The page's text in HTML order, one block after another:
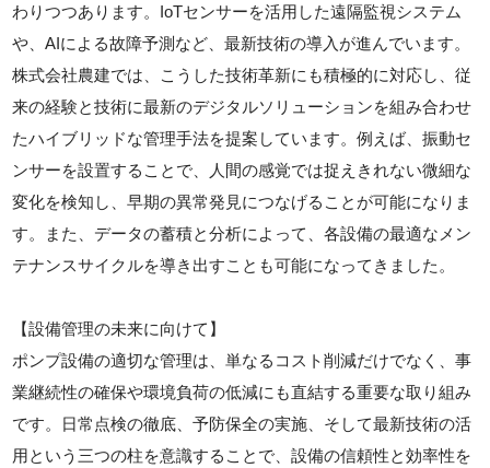
わりつつあります。IoTセンサーを活用した遠隔監視システム
や、AIによる故障予測など、最新技術の導入が進んでいます。
株式会社農建では、こうした技術革新にも積極的に対応し、従
来の経験と技術に最新のデジタルソリューションを組み合わせ
たハイブリッドな管理手法を提案しています。例えば、振動セ
ンサーを設置することで、人間の感覚では捉えきれない微細な
変化を検知し、早期の異常発見につなげることが可能になりま
す。また、データの蓄積と分析によって、各設備の最適なメン
テナンスサイクルを導き出すことも可能になってきました。
【設備管理の未来に向けて】
ポンプ設備の適切な管理は、単なるコスト削減だけでなく、事
業継続性の確保や環境負荷の低減にも直結する重要な取り組み
です。日常点検の徹底、予防保全の実施、そして最新技術の活
用という三つの柱を意識することで、設備の信頼性と効率性を